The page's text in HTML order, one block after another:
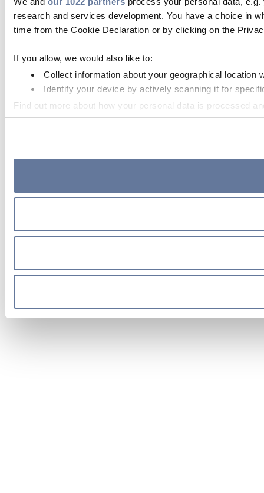
research and services development. You have a choice in
time from the Cookie Declaration or by clicking on the
If you allow, we would also like to:
Collect information about your geographical location
Identify your device by actively scanning it for
Find out more about how your personal data is processed